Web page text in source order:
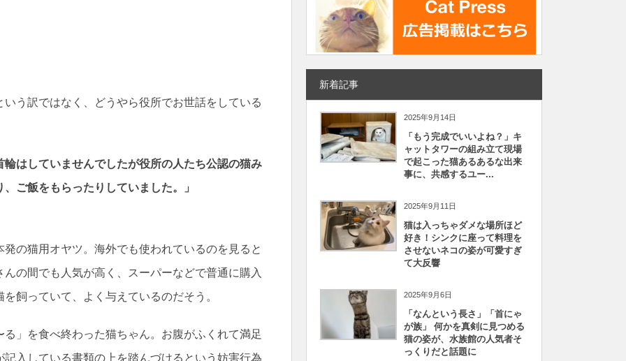
う訳ではなく、どうやら役所でお世話をしている
はしていませんでしたが役所の人たち公認の猫み
ご飯をもらったりしていました。」
の猫用オヤツ。海外でも使われているのを見ると
の間でも人気が高く、スーパーなどで普通に購入
飼っていて、よく与えているのだそう。
」を食べ終わった猫ちゃん。お腹がふくれて満足
入している書類の上を踏んづけるという妨害行為
新着記事
2025年9月14日
「もう完成でいいよね？」キ
ャットタワーの組み立て現場
で起こった猫あるあるな出来
事に、共感するユー...
2025年9月11日
猫は入っちゃダメな場所ほど
好き！シンクに座って料理を
させないネコの姿が可愛すぎ
て大反響
2025年9月6日
「なんという長さ」「首にゃ
が族」 何かを真剣に見つめる
猫の姿が、水族館の人気者そ
っくりだと話題に